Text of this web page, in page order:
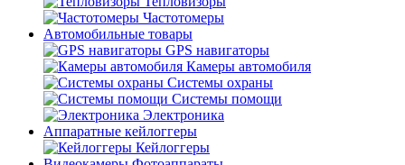
Частотомеры
Автомобильные товары
GPS навигаторы
Камеры автомобиля
Системы охраны
Системы помощи
Электроника
Аппаратные кейлоггеры
Кейлоггеры